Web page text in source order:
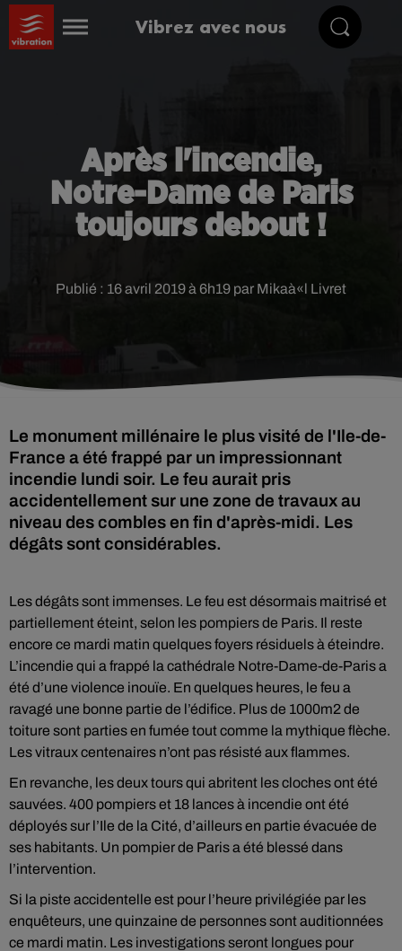
Vibrez avec nous
Après l'incendie,
Notre-Dame de Paris
toujours debout !
Publié : 16 avril 2019 à 6h19 par Mikaà«l Livret
Le monument millénaire le plus visité de l'Ile-de-
France a été frappé par un impressionnant
incendie lundi soir. Le feu aurait pris
accidentellement sur une zone de travaux au
niveau des combles en fin d'après-midi. Les
dégâts sont considérables.
Les dégâts sont immenses. Le feu est désormais maitrisé et
partiellement éteint, selon les pompiers de Paris. Il reste
encore ce mardi matin quelques foyers résiduels à éteindre.
L’incendie qui a frappé la cathédrale Notre-Dame-de-Paris a
été d’une violence inouïe. En quelques heures, le feu a
ravagé une bonne partie de l’édifice. Plus de 1000m2 de
toiture sont parties en fumée tout comme la mythique flèche.
Les vitraux centenaires n’ont pas résisté aux flammes.
En revanche, les deux tours qui abritent les cloches ont été
sauvées. 400 pompiers et 18 lances à incendie ont été
déployés sur l’Ile de la Cité, d’ailleurs en partie évacuée de
ses habitants. Un pompier de Paris a été blessé dans
l’intervention.
Si la piste accidentelle est pour l’heure privilégiée par les
enquêteurs, une quinzaine de personnes sont auditionnées
ce mardi matin. Les investigations seront longues pour